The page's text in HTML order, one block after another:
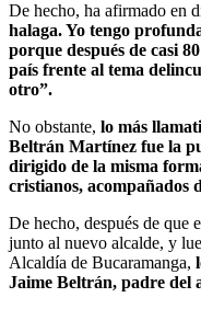
De hecho, ha afirmado en
halaga. Yo tengo
porque después de casi
país frente al tema
otro”.
No obstante, lo más
Beltrán Martínez fue la
dirigido de la misma
cristianos, acompañados
De hecho, después de que
junto al nuevo alcalde, y
Alcaldía de Bucaramanga,
Jaime Beltrán, padre del